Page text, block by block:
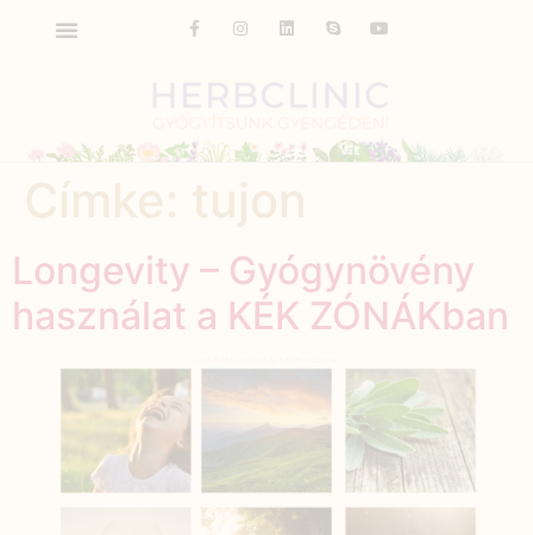
Longevity – Gyógynövény
használat a KÉK ZÓNÁKban